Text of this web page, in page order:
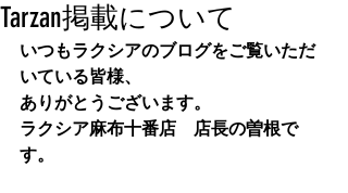
Tarzan掲載について
いつもラクシアのブログをご覧いただ
いている皆様、
ありがとうございます。
ラクシア麻布十番店　店長の曽根で
す。